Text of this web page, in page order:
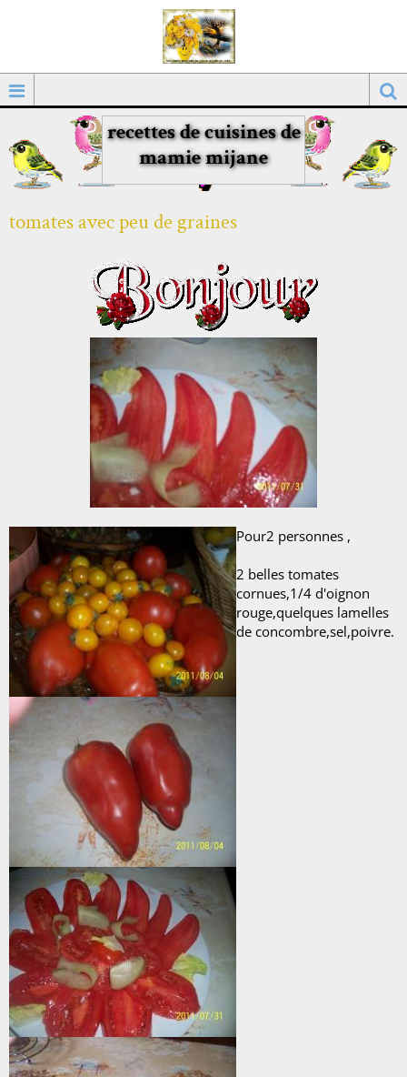
recettes de cuisines de
mamie mijane
tomates avec peu de graines
Pour2 personnes ,
2 belles tomates
cornues,1/4 d'oignon
rouge,quelques lamelles
de concombre,sel,poivre.